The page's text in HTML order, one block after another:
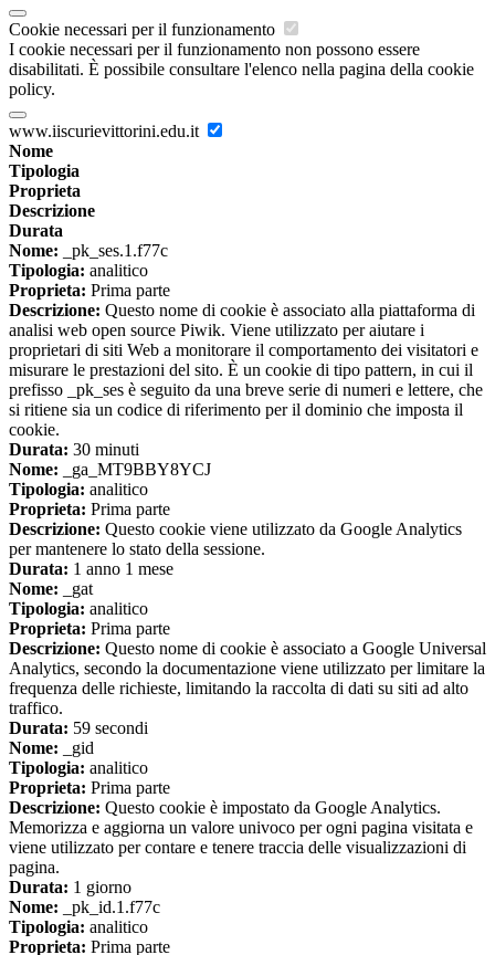
Cookie necessari per il funzionamento
I cookie necessari per il funzionamento non possono essere
disabilitati. È possibile consultare l'elenco nella pagina della cookie
policy.
www.iiscurievittorini.edu.it
Nome
Tipologia
Proprieta
Descrizione
Durata
Nome: _pk_ses.1.f77c
Tipologia: analitico
Proprieta: Prima parte
Descrizione: Questo nome di cookie è associato alla piattaforma di
analisi web open source Piwik. Viene utilizzato per aiutare i
proprietari di siti Web a monitorare il comportamento dei visitatori e
misurare le prestazioni del sito. È un cookie di tipo pattern, in cui il
prefisso _pk_ses è seguito da una breve serie di numeri e lettere, che
si ritiene sia un codice di riferimento per il dominio che imposta il
cookie.
Durata: 30 minuti
Nome: _ga_MT9BBY8YCJ
Tipologia: analitico
Proprieta: Prima parte
Descrizione: Questo cookie viene utilizzato da Google Analytics
per mantenere lo stato della sessione.
Durata: 1 anno 1 mese
Nome: _gat
Tipologia: analitico
Proprieta: Prima parte
Descrizione: Questo nome di cookie è associato a Google Universal
Analytics, secondo la documentazione viene utilizzato per limitare la
frequenza delle richieste, limitando la raccolta di dati su siti ad alto
traffico.
Durata: 59 secondi
Nome: _gid
Tipologia: analitico
Proprieta: Prima parte
Descrizione: Questo cookie è impostato da Google Analytics.
Memorizza e aggiorna un valore univoco per ogni pagina visitata e
viene utilizzato per contare e tenere traccia delle visualizzazioni di
pagina.
Durata: 1 giorno
Nome: _pk_id.1.f77c
Tipologia: analitico
Proprieta: Prima parte